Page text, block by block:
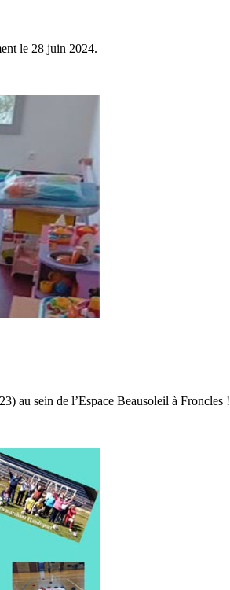
le 28 juin 2024.
au sein de l’Espace Beausoleil à Froncles !